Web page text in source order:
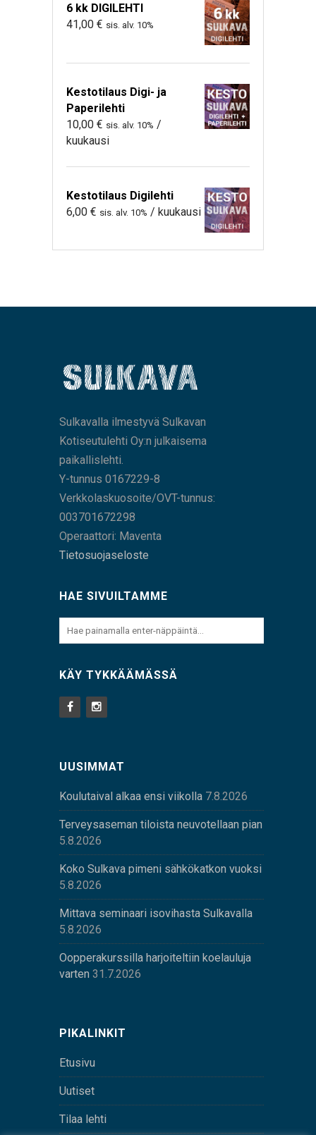
6 kk DIGILEHTI
41,00 € sis. alv. 10%
Kestotilaus Digi- ja
Paperilehti
10,00 € sis. alv. 10% /
kuukausi
Kestotilaus Digilehti
6,00 € sis. alv. 10% / kuukausi
Sulkavalla ilmestyvä Sulkavan
Kotiseutulehti Oy:n julkaisema
paikallislehti.
Y-tunnus 0167229-8
Verkkolaskuosoite/OVT-tunnus:
003701672298
Operaattori: Maventa
Tietosuojaseloste
HAE SIVUILTAMME
KÄY TYKKÄÄMÄSSÄ
UUSIMMAT
Koulutaival alkaa ensi viikolla 7.8.2026
Terveysaseman tiloista neuvotellaan pian
5.8.2026
Koko Sulkava pimeni sähkökatkon vuoksi
5.8.2026
Mittava seminaari isovihasta Sulkavalla
5.8.2026
Oopperakurssilla harjoiteltiin koelauluja
varten 31.7.2026
PIKALINKIT
Etusivu
Uutiset
Tilaa lehti